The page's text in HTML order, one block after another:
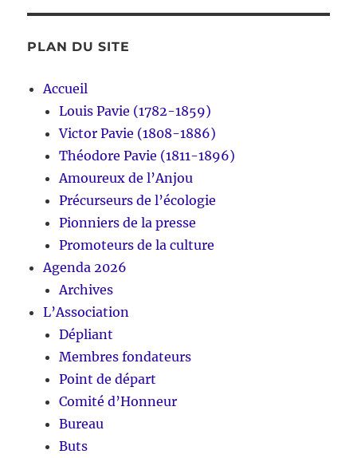
PLAN DU SITE
Accueil
Louis Pavie (1782-1859)
Victor Pavie (1808-1886)
Théodore Pavie (1811-1896)
Amoureux de l’Anjou
Précurseurs de l’écologie
Pionniers de la presse
Promoteurs de la culture
Agenda 2026
Archives
L’Association
Dépliant
Membres fondateurs
Point de départ
Comité d’Honneur
Bureau
Buts